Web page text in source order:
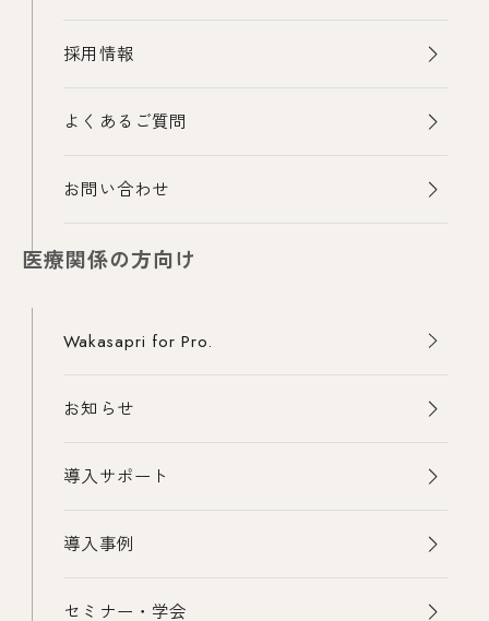
採用情報
よくあるご質問
お問い合わせ
医療関係の方向け
Wakasapri for Pro.
お知らせ
導入サポート
導入事例
セミナー・学会